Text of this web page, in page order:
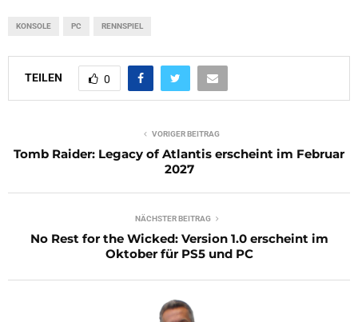
KONSOLE PC RENNSPIEL
TEILEN 0
VORIGER BEITRAG
Tomb Raider: Legacy of Atlantis erscheint im Februar
2027
NÄCHSTER BEITRAG
No Rest for the Wicked: Version 1.0 erscheint im
Oktober für PS5 und PC